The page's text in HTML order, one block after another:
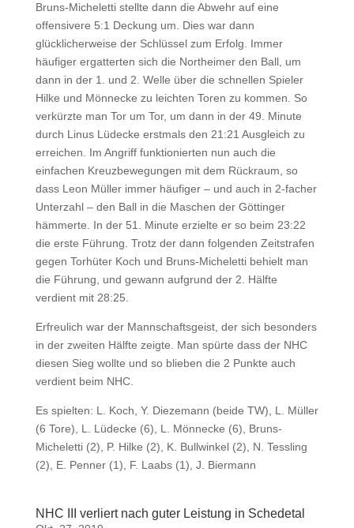
Bruns-Micheletti stellte dann die Abwehr auf eine
offensivere 5:1 Deckung um. Dies war dann
glücklicherweise der Schlüssel zum Erfolg. Immer
häufiger ergatterten sich die Northeimer den Ball, um
dann in der 1. und 2. Welle über die schnellen Spieler
Hilke und Mönnecke zu leichten Toren zu kommen. So
verkürzte man Tor um Tor, um dann in der 49. Minute
durch Linus Lüdecke erstmals den 21:21 Ausgleich zu
erreichen. Im Angriff funktionierten nun auch die
einfachen Kreuzbewegungen mit dem Rückraum, so
dass Leon Müller immer häufiger – und auch in 2-facher
Unterzahl – den Ball in die Maschen der Göttinger
hämmerte. In der 51. Minute erzielte er so beim 23:22
die erste Führung. Trotz der dann folgenden Zeitstrafen
gegen Torhüter Koch und Bruns-Micheletti behielt man
die Führung, und gewann aufgrund der 2. Hälfte
verdient mit 28:25.
Erfreulich war der Mannschaftsgeist, der sich besonders
in der zweiten Hälfte zeigte. Man spürte dass der NHC
diesen Sieg wollte und so blieben die 2 Punkte auch
verdient beim NHC.
Es spielten: L. Koch, Y. Diezemann (beide TW), L. Müller
(6 Tore), L. Lüdecke (6), L. Mönnecke (6), Bruns-
Micheletti (2), P. Hilke (2), K. Bullwinkel (2), N. Tessling
(2), E. Penner (1), F. Laabs (1), J. Biermann
NHC III verliert nach guter Leistung in Schedetal